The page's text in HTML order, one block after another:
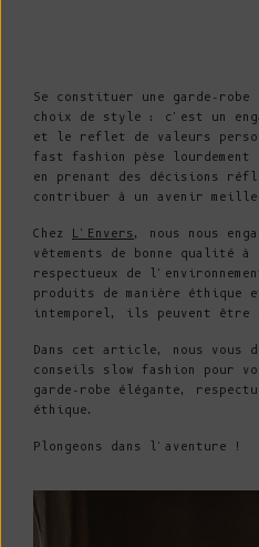
Se constituer une garde-
choix de style : c'est un
et le reflet de valeurs
fast fashion pèse
en prenant des décisions
contribuer à un avenir
Chez L'Envers, nous nous
vêtements de bonne qualité
respectueux de
produits de manière éthique
intemporel, ils peuvent être
Dans cet article, nous vous
conseils slow fashion pour
garde-robe élégante,
éthique.
Plongeons dans l'aventure !